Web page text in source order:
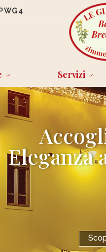
Servizi
Eleganza